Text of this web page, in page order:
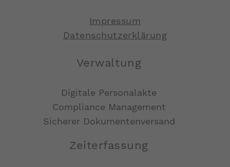
Impressum
Datenschutzerklärung
Verwaltung
Digitale Personalakte
Compliance Management
Sicherer Dokumentenversand
Zeiterfassung